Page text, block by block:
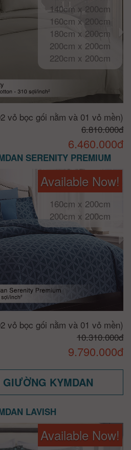
140cm x 200cm
160cm x 200cm
180cm x 200cm
200cm x 200cm
220cm x 200cm
vỏ bọc gối nằm và 01 vỏ mền)
6.810.000đ
6.460.000đ
SERENITY PREMIUM
Available Now!
160cm x 200cm
200cm x 200cm
vỏ bọc gối nằm và 01 vỏ mền)
10.310.000đ
9.790.000đ
KYMDAN
LAVISH
Available Now!